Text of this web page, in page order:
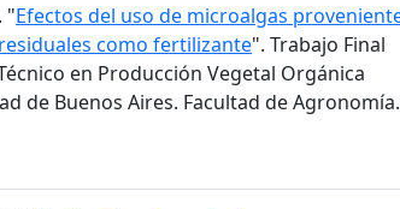
"Efectos del uso de microalgas
como fertilizante". Trabajo Final
en Producción Vegetal Orgánica
de Buenos Aires. Facultad de Agronomía.